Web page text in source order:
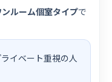
ンルーム個室タイプで
イベート重視の人